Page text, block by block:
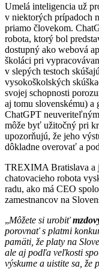
Umelá inteligencia už
v niektorých prípadoch
priamo človekom.
robota, ktorý bol
dostupný ako webová
školáci pri
v slepých testoch
vysokoškolských
svojej schopnosti
aj tomu slovenskému)
ChatGPT
môže byť užitočný pri
upozorňujú, že jeho
dôkladne overovať a
TREXIMA Bratislava a
chatovacieho robota
radu, ako má CEO
zamestnancov na
„Môžete si urobiť
porovnať s platmi
pamäti, že platy na
ale aj podľa veľkosti
výskume a uistite sa, že